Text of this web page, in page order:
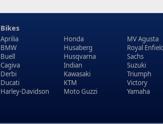
Bikes
Aprilia
BMW
Buell
Cagiva
Derbi
Ducati
Harley-Davidson
Honda
Husaberg
Husqvarna
Indian
Kawasaki
KTM
Moto Guzzi
MV Agusta
Royal
Sachs
Suzuki
Triumph
Victory
Yamaha